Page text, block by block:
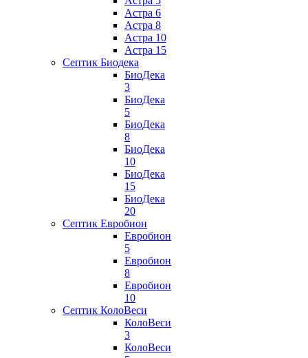
Астра 6
Астра 8
Астра 10
Астра 15
Септик Биодека
БиоДека
3
БиоДека
5
БиоДека
8
БиоДека
10
БиоДека
15
БиоДека
20
Септик Евробион
Евробион
5
Евробион
8
Евробион
10
Септик КолоВеси
КолоВеси
3
КолоВеси